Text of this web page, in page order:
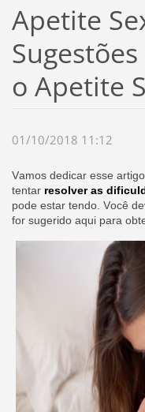
Apetite
o Apetite
01/10/2018 11:12
Vamos dedicar esse
tentarresolver as
pode estar tendo. Você
for sugerido aqui para